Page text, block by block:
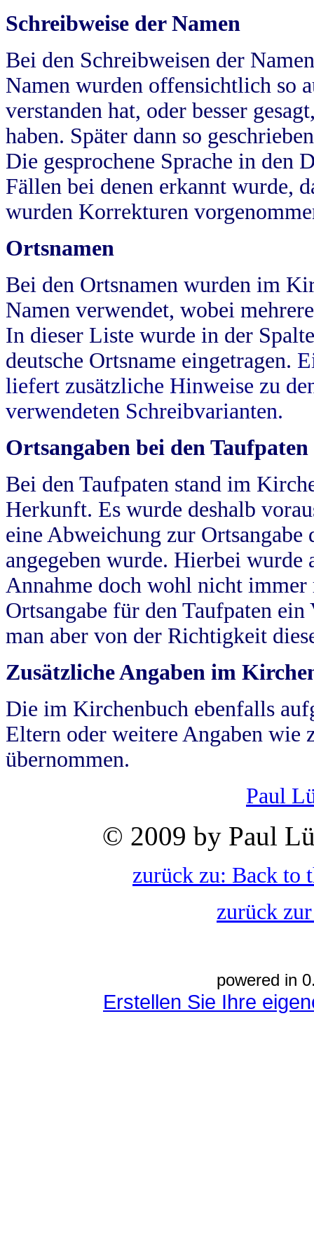
Schreibweise der Namen
Bei den Schreibweisen der
Namen wurden offensichtlich so
verstanden hat, oder besser
haben. Später dann so
Die gesprochene Sprache in
Fällen bei denen erkannt wurde,
wurden Korrekturen
Ortsnamen
Bei den Ortsnamen wurden im
Namen verwendet, wobei
In dieser Liste wurde in der
deutsche Ortsname eingetragen.
liefert zusätzliche Hinweise zu
verwendeten Schreibvarianten.
Ortsangaben bei den Taufpaten
Bei den Taufpaten stand im
Herkunft. Es wurde deshalb
eine Abweichung zur
angegeben wurde. Hierbei wurde
Annahme doch wohl nicht
Ortsangabe für den Taufpaten
man aber von der Richtigkeit
Zusätzliche Angaben im
Die im Kirchenbuch ebenfalls
Eltern oder weitere Angaben wie
übernommen.
Paul
© 2009 by Paul
zurück zu: Back to
zurück
powered in
Erstellen Sie Ihre